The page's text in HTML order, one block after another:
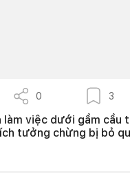
0 3
làm việc dưới gầm cầu
tưởng chừng bị bỏ